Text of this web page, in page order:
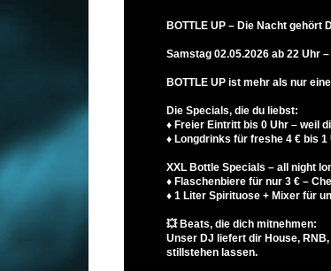
BOTTLE UP – Die Nacht gehört
Samstag 02.05.2026 ab 22 Uhr
BOTTLE UP ist mehr als nur
Die Specials, die du liebst:
♦ Freier Eintritt bis 0 Uhr – weil
♦ Longdrinks für freshe 4 € bis
XXL Bottle Specials – all night
♦ Flaschenbiere für nur 3 € –
♦ 1 Liter Spirituose + Mixer für
💥 Beats, die dich mitnehmen:
Unser DJ liefert dir House,
stillstehen lassen.